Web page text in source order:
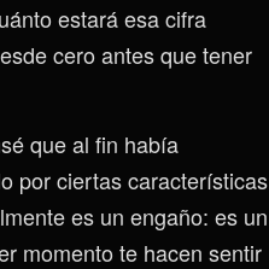
estará esa cifra
cero antes que tener
que al fin había
por ciertas características
es un engaño: es un
momento te hacen sentir